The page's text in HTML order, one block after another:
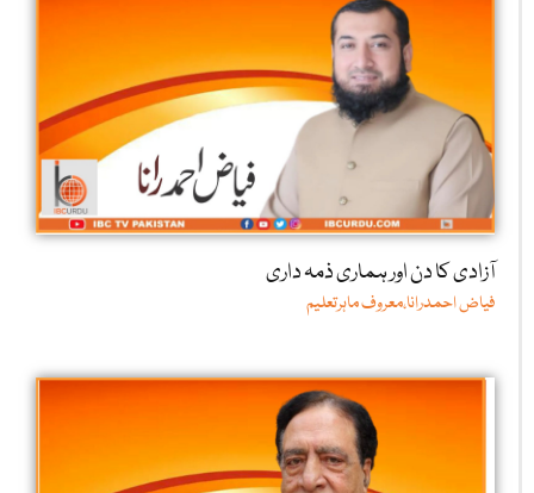
آزادی کا دن اور ہماری ذمہ داری
فیاض احمدرانا،معروف ماہرتعلیم